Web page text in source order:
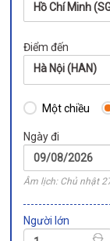
Hồ Chí Minh
Điểm đến
Hà Nội (HAN)
Một chiều
Ngày đi
Âm lịch: Chủ nhật
Người lớn